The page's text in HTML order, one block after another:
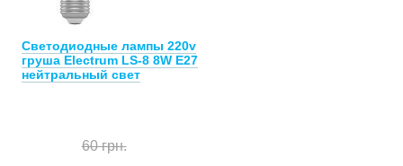
Светодиодные лампы 220v
груша Electrum LS-8 8W E27
нейтральный свет
60 грн.